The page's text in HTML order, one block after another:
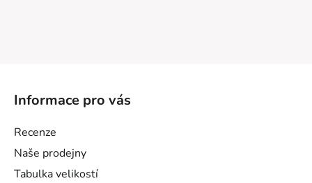
Informace pro vás
Recenze
Naše prodejny
Tabulka velikostí